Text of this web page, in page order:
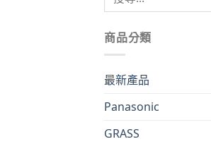
鍵
字:
商品分類
最新產品
Panasonic
GRASS